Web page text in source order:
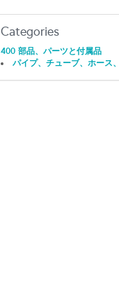
Categories
400 部品、パーツと付属品
パイプ、チューブ、ホース